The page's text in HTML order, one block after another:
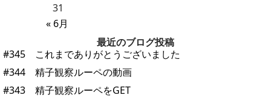
« 6月
31
最近のブログ投稿
#345 これまでありがとうございました
#344 精子観察ルーペの動画
#343 精子観察ルーペをGET